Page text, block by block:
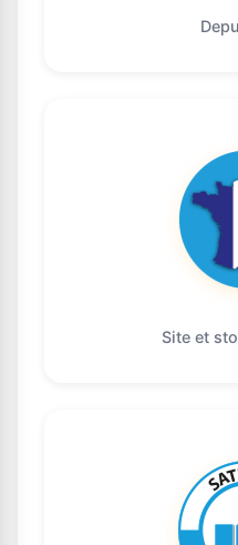
Site et